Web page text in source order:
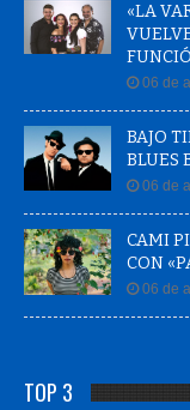
«LA
06 de
BAJO
BLUES
06 de
CAMI
CON
06 de
TOP 3